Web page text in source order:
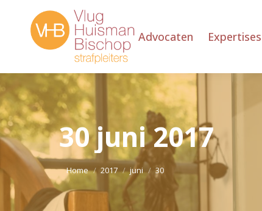
Advocaten Expertises
30 juni 2017
Je bent hier:
Home 2017 juni 30